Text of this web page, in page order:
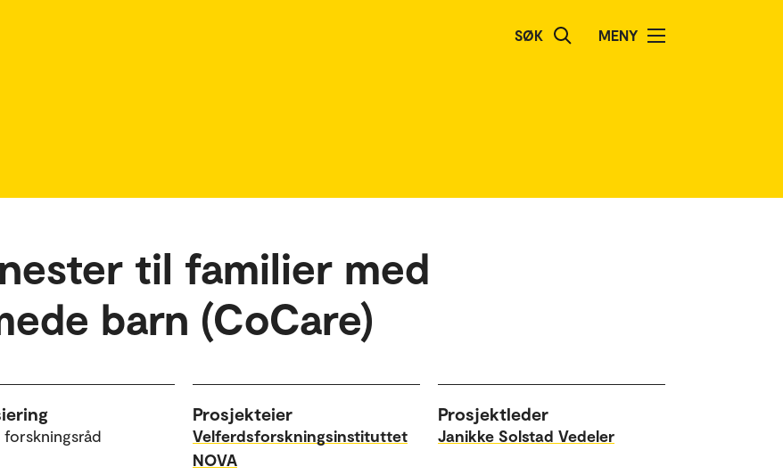
SØK MENY
til familier med
barn (CoCare)
forskningsråd
Prosjekteier
Velferdsforskningsinstituttet
NOVA
Prosjektleder
Janikke Solstad Vedeler